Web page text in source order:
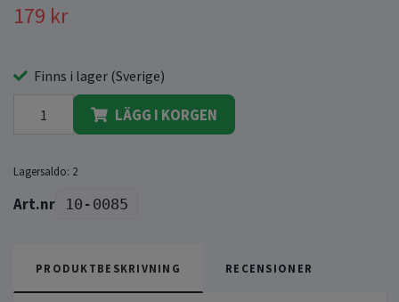
179 kr
Finns i lager (Sverige)
LÄGG I KORGEN
Lagersaldo: 2
10-0085
PRODUKTBESKRIVNING RECENSIONER